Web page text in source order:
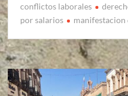
conflictos laborales
por salarios
manifestacion